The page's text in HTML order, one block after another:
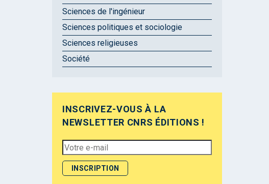
Sciences de l'ingénieur
Sciences politiques et sociologie
Sciences religieuses
Société
INSCRIVEZ-VOUS À LA
NEWSLETTER CNRS ÉDITIONS !